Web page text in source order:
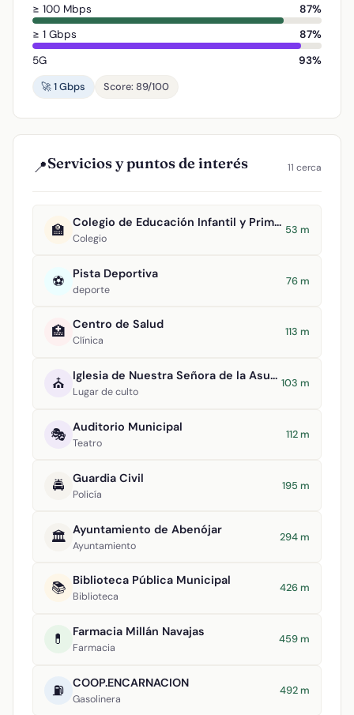
≥ 100 Mbps
87%
≥ 1 Gbps
87%
5G
93%
🚀 1 Gbps
Score: 89/100
📍Servicios y puntos de interés 11 cerca
🏫 Colegio de Educación Infantil y Primaria Nuestra Señora de la Encarnación
Colegio
53 m
⚽ Pista Deportiva
deporte
76 m
🏥 Centro de Salud
Clínica
113 m
⛪ Iglesia de Nuestra Señora de la Asunción
Lugar de culto
103 m
🎭 Auditorio Municipal
Teatro
112 m
🚔 Guardia Civil
Policía
195 m
🏛️ Ayuntamiento de Abenójar
Ayuntamiento
294 m
📚 Biblioteca Pública Municipal
Biblioteca
426 m
💊 Farmacia Millán Navajas
Farmacia
459 m
⛽ COOP.ENCARNACION
Gasolinera
492 m